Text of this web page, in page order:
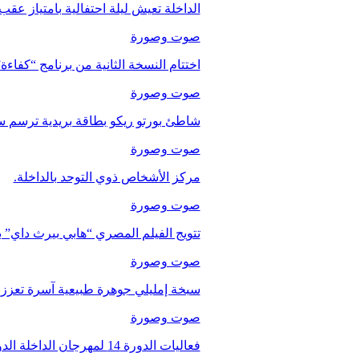
الداخلة تعيش ليلة احتفالية بامتياز
صوت وصورة
اختتام النسخة الثانية من برنامج
صوت وصورة
شاطئ بورتو ريكو بطاقة بريدية ترسم
صوت وصورة
مركز الأشخاص ذوي التوحد بالداخلة.
صوت وصورة
تتويج الفيلم المصري “هابي بيرث داي”
صوت وصورة
سبخة إمليلي جوهرة طبيعية آسرة تعزز
صوت وصورة
فعاليات الدورة 14 لمهرجان الداخلة الدولي للفيلم